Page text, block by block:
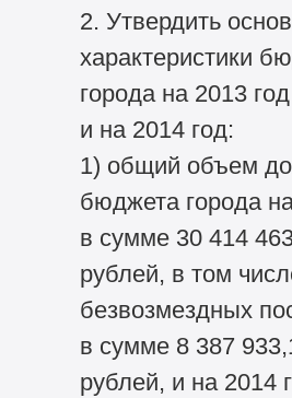
2. Утвердить
характеристики
города на 2013 год
и на 2014 год:
1) общий объем
бюджета города
в сумме 30 414
рублей, в том
безвозмездных
в сумме 8 387
рублей, и на 2014